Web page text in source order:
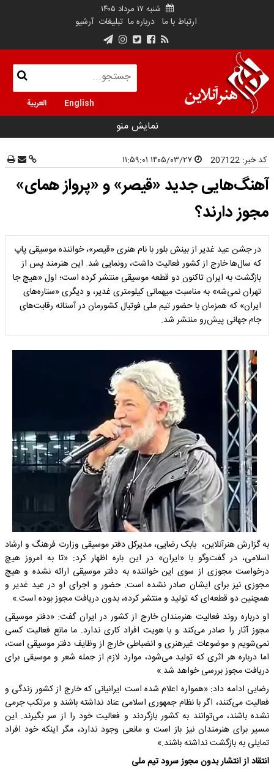
شنبه ۱۷ مرداد ۱۴۰۵
ارتباط با ما درباره ما تبلیغات آرشیو
English العربية
نمایش منو
کد خبر: 207122
آهنگ‌هایی جدید «قیصر» و «پرواز همای»
مجوز دارند؟
در جشن عید غدیر از بینش بلور با نام هنری «قیصر»، خواننده موسیقی پاپ
که سال‌ها خارج از کشور فعالیت داشت، رونمایی شد. این هنرمند پس از
بازگشت به ایران تاکنون دو قطعه موسیقی منتشر کرده است؛ اول «هیچ جا
تهران نمی‌شه» به مناسبت میهمانی کیلومتری غدیر، و دیگری «ستاره‌های
ایران» که همزمان با حضور تیم ملی فوتبال کشورمان در آستانه رقابت‌های
جام جهانی پیش‌رو منتشر شد.
به گزارش هنرآنلاین، بابک رضایی، مدیرکل دفتر موسیقی وزارت فرهنگ و ارشاد
اسلامی، در گفت‌وگو با «ایران» در این باره اظهار کرد: «تا به امروز هیچ
درخواست مجوزی از سوی این خواننده به دفتر موسیقی ارائه نشده و هیچ
مجوزی نیز برای ایشان صادر نشده است. حضور و اجرای او در عید غدیر و
همچنین دو قطعه‌ای که تولید و منتشر کرده، بدون دریافت مجوز بوده است.»
او درباره روند فعالیت هنرمندان خارج از کشور در ایران گفت: «دفتر موسیقی
مجوز آثار را صادر می‌کند و با هویت افراد کاری ندارد. ما مانع فعالیت کسی
نمی‌شویم و موضوعات غیرهنری و انضباطی خارج از وظایف دفتر موسیقی است،
اما درباره هر اثری که تولید می‌شود، موارد لازم از جمله شعر و موسیقی برای
دریافت مجوز بررسی خواهد شد.»
رضایی ادامه داد: «همواره اعلام شده است ایرانیانی که خارج از کشور زندگی و
فعالیت می‌کنند، اگر با نظام جمهوری اسلامی عناد نداشته باشند و مرتکب جرمی
نشده باشند، می‌توانند به کشور بازگردند و فعالیت خود را از سر بگیرند. این
مسیر برای هنرمندان نیز باز است و مانعی وجود ندارد، مگر اینکه خود افراد
تمایلی به بازگشت نداشته باشند.»
انتقاد از انتشار بدون مجوز سرود تیم ملی